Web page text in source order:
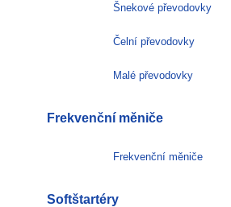
Šnekové převodovky
Čelní převodovky
Malé převodovky
Frekvenční měniče
Frekvenční měniče
Softštartéry